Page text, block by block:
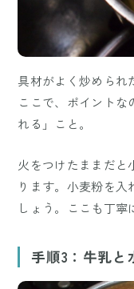
具材がよく炒められ
ここで、ポイントな
れる」こと。
火をつけたままだと
ります。小麦粉を入
しょう。ここも丁寧
手順3：牛乳と